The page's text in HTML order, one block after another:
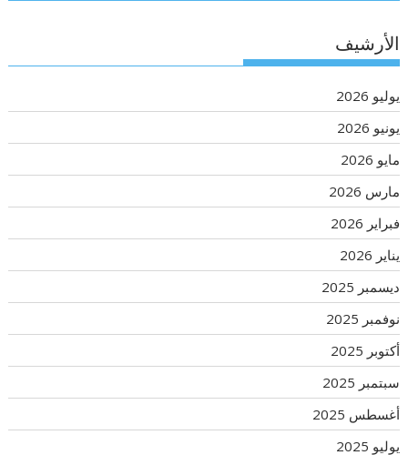
الأرشيف
يوليو 2026
يونيو 2026
مايو 2026
مارس 2026
فبراير 2026
يناير 2026
ديسمبر 2025
نوفمبر 2025
أكتوبر 2025
سبتمبر 2025
أغسطس 2025
يوليو 2025